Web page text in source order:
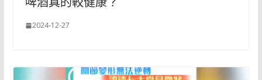
2024-12-27